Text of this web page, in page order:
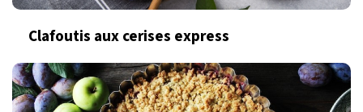
Clafoutis aux cerises express